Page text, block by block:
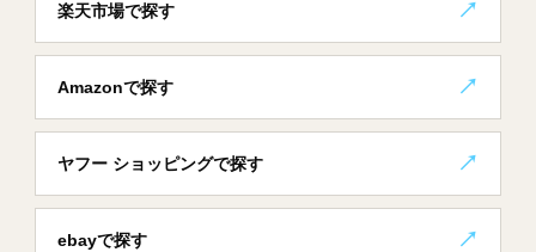
楽天市場で探す
Amazonで探す
ヤフー ショッピングで探す
ebayで探す